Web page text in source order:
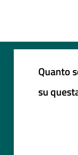
Quanto
su